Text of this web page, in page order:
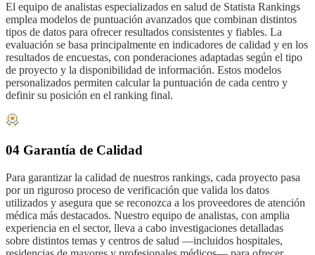
El equipo de analistas especializados en salud de Statista Rankings
emplea modelos de puntuación avanzados que combinan distintos
tipos de datos para ofrecer resultados consistentes y fiables. La
evaluación se basa principalmente en indicadores de calidad y en los
resultados de encuestas, con ponderaciones adaptadas según el tipo
de proyecto y la disponibilidad de información. Estos modelos
personalizados permiten calcular la puntuación de cada centro y
definir su posición en el ranking final.
04 Garantía de Calidad
Para garantizar la calidad de nuestros rankings, cada proyecto pasa
por un riguroso proceso de verificación que valida los datos
utilizados y asegura que se reconozca a los proveedores de atención
médica más destacados. Nuestro equipo de analistas, con amplia
experiencia en el sector, lleva a cabo investigaciones detalladas
sobre distintos temas y centros de salud —incluidos hospitales,